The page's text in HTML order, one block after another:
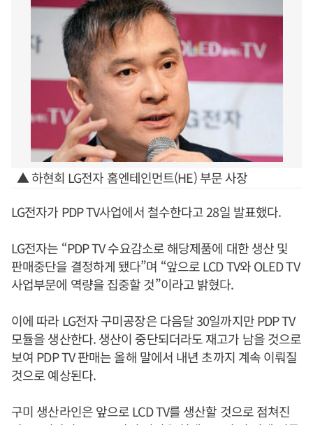
▲ 하현회 LG전자 홈엔테인먼트(HE) 부문 사장
LG전자가 PDP TV사업에서 철수한다고 28일 발표했다.
LG전자는 “PDP TV 수요감소로 해당제품에 대한 생산 및
판매중단을 결정하게 됐다”며 “앞으로 LCD TV와 OLED TV
사업부문에 역량을 집중할 것”이라고 밝혔다.
이에 따라 LG전자 구미공장은 다음달 30일까지만 PDP TV
모듈을 생산한다. 생산이 중단되더라도 재고가 남을 것으로
보여 PDP TV 판매는 올해 말에서 내년 초까지 계속 이뤄질
것으로 예상된다.
구미 생산라인은 앞으로 LCD TV를 생산할 것으로 점쳐진